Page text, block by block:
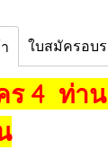
ใบสมัครอบ
ร 4 ท่า